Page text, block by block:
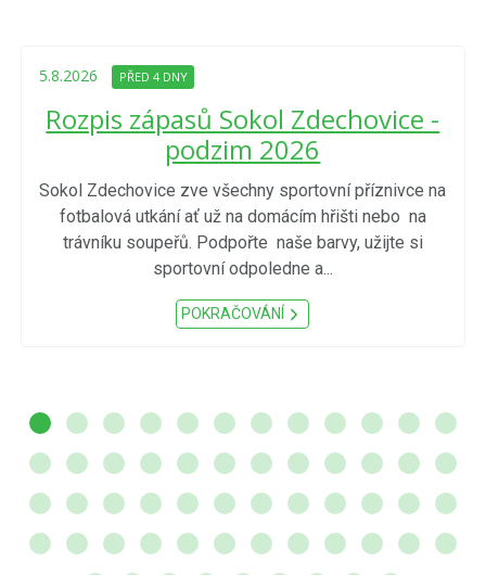
5.8.2026 PŘED 4 DNY
Rozpis zápasů Sokol Zdechovice -
podzim 2026
Sokol Zdechovice zve všechny sportovní příznivce na
fotbalová utkání ať už na domácím hřišti nebo na
trávníku soupeřů. Podpořte naše barvy, užijte si
sportovní odpoledne a...
POKRAČOVÁNÍ